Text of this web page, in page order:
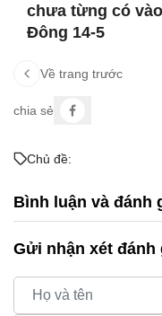
chưa từng có
Đông 14-5
Về trang trước
chia sẻ
Chủ đề:
Bình luận và đánh
Gửi nhận xét đánh